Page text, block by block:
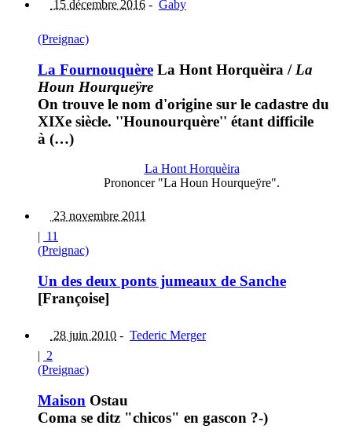
15 décembre 2016 - Gaby
(Preignac)
La Fournouquère La Hont Horquèira / La
Houn Hourqueÿre
On trouve le nom d'origine sur le cadastre du
XIXe siècle. ''Hounourquère'' étant difficile
à (…)
La Hont Horquèira
Prononcer "La Houn Hourqueÿre".
23 novembre 2011
| 11
(Preignac)
Un des deux ponts jumeaux de Sanche
[Françoise]
28 juin 2010 - Tederic Merger
| 2
(Preignac)
Maison Ostau
Coma se ditz "chicos" en gascon ?-)